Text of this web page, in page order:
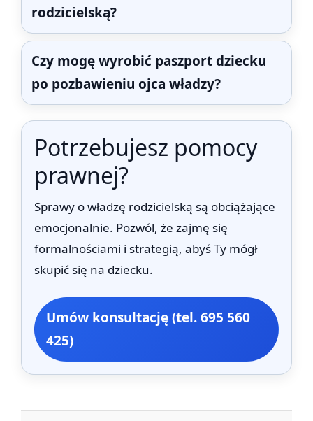
rodzicielską?
Czy mogę wyrobić paszport dziecku
po pozbawieniu ojca władzy?
Potrzebujesz pomocy
prawnej?
Sprawy o władzę rodzicielską są obciążające
emocjonalnie. Pozwól, że zajmę się
formalnościami i strategią, abyś Ty mógł
skupić się na dziecku.
Umów konsultację (tel. 695 560
425)